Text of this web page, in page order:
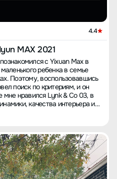
неточность в показаниях
иногда наблюдаются
Планирую
с
краска кажется красивой
новыми впечатлениями от
4.4
MAX 2021
с Yixuan Max в
ребенка в семье
Поэтому, воспользовавшись
поиск по критериям, и он
нравился Lynk & Co 03, в
качества интерьера и
словам "просторный,
до 150 тысяч, у меня на
Я почувствовал, что нашел
решение. После
я сделал заказ, а в декабре